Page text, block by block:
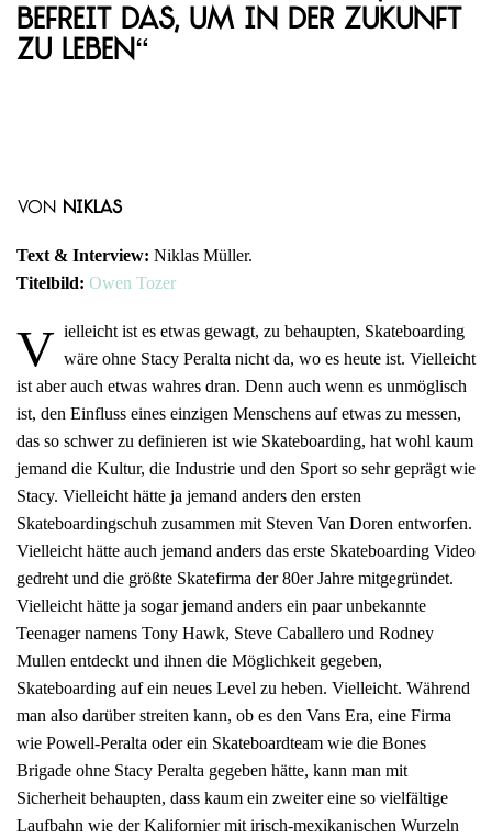
befreit das, um in der Zukunft
zu leben“
von Niklas
Text & Interview: Niklas Müller.
Titelbild: Owen Tozer
V ielleicht ist es etwas gewagt, zu behaupten, Skateboarding
wäre ohne Stacy Peralta nicht da, wo es heute ist. Vielleicht
ist aber auch etwas wahres dran. Denn auch wenn es unmöglisch
ist, den Einfluss eines einzigen Menschens auf etwas zu messen,
das so schwer zu definieren ist wie Skateboarding, hat wohl kaum
jemand die Kultur, die Industrie und den Sport so sehr geprägt wie
Stacy. Vielleicht hätte ja jemand anders den ersten
Skateboardingschuh zusammen mit Steven Van Doren entworfen.
Vielleicht hätte auch jemand anders das erste Skateboarding Video
gedreht und die größte Skatefirma der 80er Jahre mitgegründet.
Vielleicht hätte ja sogar jemand anders ein paar unbekannte
Teenager namens Tony Hawk, Steve Caballero und Rodney
Mullen entdeckt und ihnen die Möglichkeit gegeben,
Skateboarding auf ein neues Level zu heben. Vielleicht. Während
man also darüber streiten kann, ob es den Vans Era, eine Firma
wie Powell-Peralta oder ein Skateboardteam wie die Bones
Brigade ohne Stacy Peralta gegeben hätte, kann man mit
Sicherheit behaupten, dass kaum ein zweiter eine so vielfältige
Laufbahn wie der Kalifornier mit irisch-mexikanischen Wurzeln